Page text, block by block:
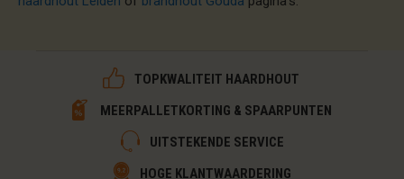
TOPKWALITEIT HAARDHOUT
MEERPALLETKORTING & SPAARPUNTEN
UITSTEKENDE SERVICE
HOGE KLANTWAARDERING